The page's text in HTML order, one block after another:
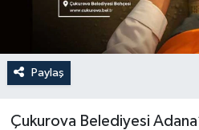
Paylaş
Çukurova Belediyesi